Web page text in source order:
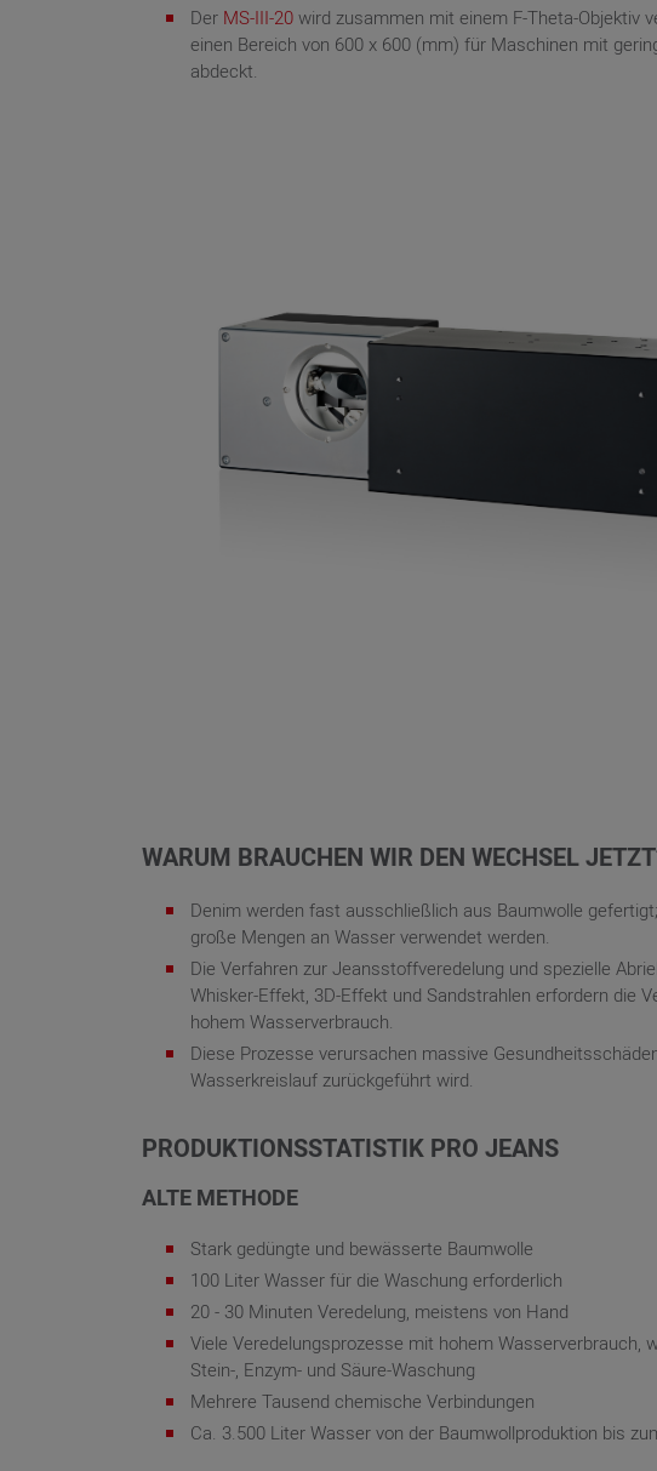
Der MS-III-20 wird zusammen mit einem F-Theta-Objektiv
einen Bereich von 600 x 600 (mm) für Maschinen mit
abdeckt.
WARUM BRAUCHEN WIR DEN WECHSEL
Denim werden fast ausschließlich aus Baumwolle
große Mengen an Wasser verwendet werden.
Die Verfahren zur Jeansstoffveredelung und spezielle
Whisker-Effekt, 3D-Effekt und Sandstrahlen erfordern die
hohem Wasserverbrauch.
Diese Prozesse verursachen massive
Wasserkreislauf zurückgeführt wird.
PRODUKTIONSSTATISTIK PRO JEANS
ALTE METHODE
Stark gedüngte und bewässerte Baumwolle
100 Liter Wasser für die Waschung erforderlich
20 - 30 Minuten Veredelung, meistens von Hand
Viele Veredelungsprozesse mit hohem Wasserverbrauch,
Stein-, Enzym- und Säure-Waschung
Mehrere Tausend chemische Verbindungen
Ca. 3.500 Liter Wasser von der Baumwollproduktion bis